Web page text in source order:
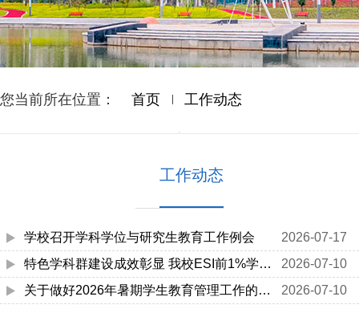
您当前所在位置： 首页 工作动态
工作动态
学校召开学科学位与研究生教育工作例会
2026-07-17
特色学科群建设成效彰显 我校ESI前1%学科位次持续攀升
2026-07-10
关于做好2026年暑期学生教育管理工作的通知
2026-07-10